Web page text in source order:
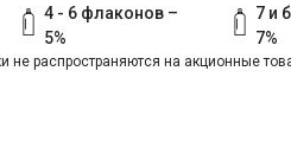
4 - 6 флаконов –
5%
7 и
7%
не распространяются на акционные